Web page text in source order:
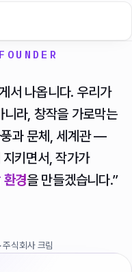
서 나옵니다. 우리가
라, 창작을 가로막는
과 문체, 세계관 —
키면서, 작가가
환경을 만들겠습니다.”
주식회사 크림